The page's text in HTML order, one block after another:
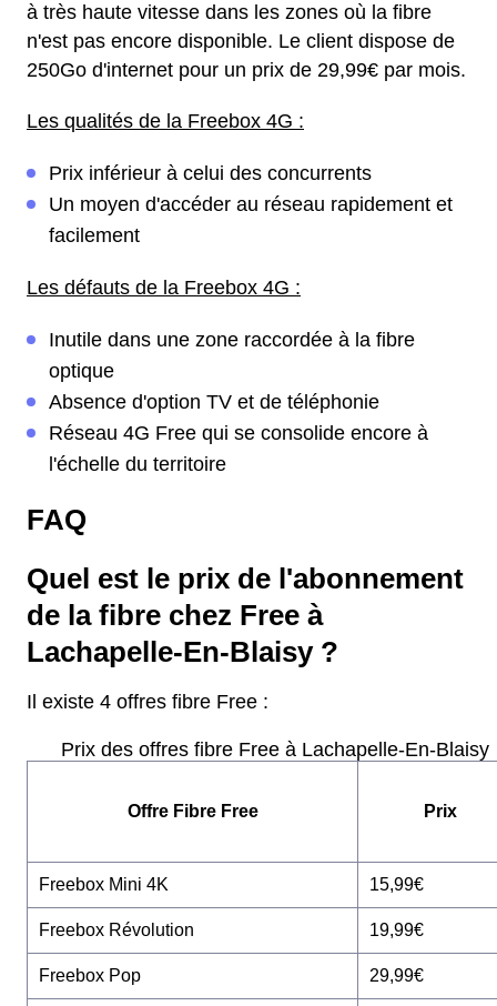
à très haute vitesse dans les zones où la fibre
n'est pas encore disponible. Le client dispose de
250Go d'internet pour un prix de 29,99€ par mois.
Les qualités de la Freebox 4G :
Prix inférieur à celui des concurrents
Un moyen d'accéder au réseau rapidement et
facilement
Les défauts de la Freebox 4G :
Inutile dans une zone raccordée à la fibre
optique
Absence d'option TV et de téléphonie
Réseau 4G Free qui se consolide encore à
l'échelle du territoire
FAQ
Quel est le prix de l'abonnement
de la fibre chez Free à
Lachapelle-En-Blaisy ?
Il existe 4 offres fibre Free :
Prix des offres fibre Free à Lachapelle-En-Blaisy
Offre Fibre Free Prix
Freebox Mini 4K 15,99€
Freebox Révolution 19,99€
Freebox Pop 29,99€